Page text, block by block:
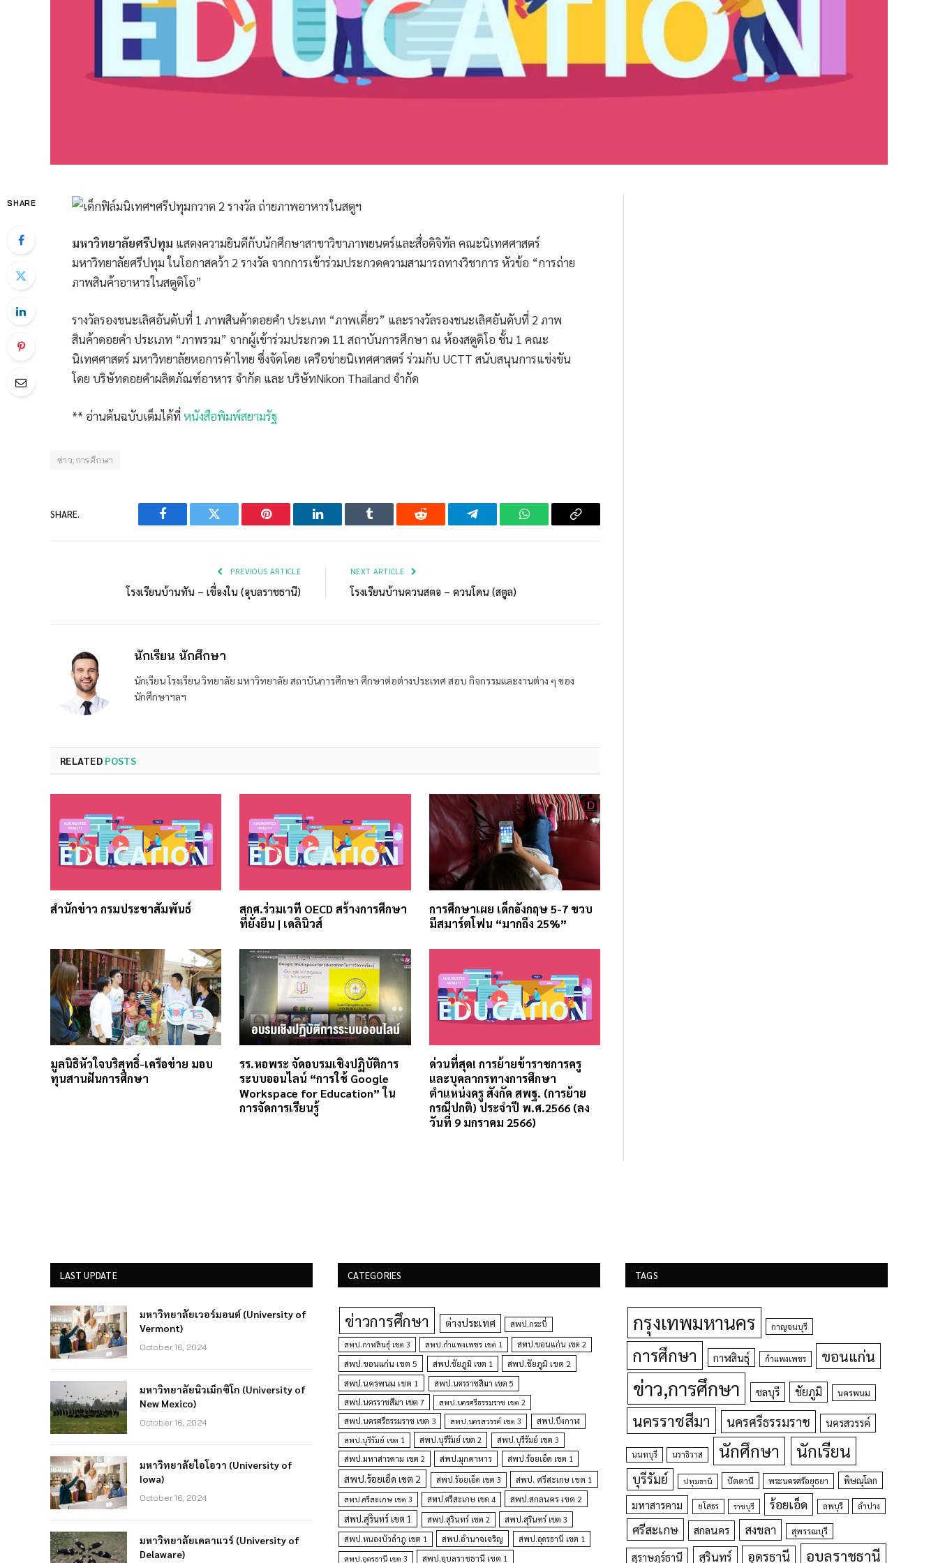
SHARE
มหาวิทยาลัยศรีปทุม แสดงความยินดีกับนักศึกษาสาขาวิชาภาพยนตร์และสื่อดิจิทัล คณะนิเทศศาสตร์
มหาวิทยาลัยศรีปทุม ในโอกาสคว้า 2 รางวัล จากการเข้าร่วมประกวดความสามารถทางวิชาการ หัวข้อ “การถ่าย
ภาพสินค้าอาหารในสตูดิโอ”
รางวัลรองชนะเลิศอันดับที่ 1 ภาพสินค้าดอยคำ ประเภท “ภาพเดี่ยว” และรางวัลรองชนะเลิศอันดับที่ 2 ภาพ
สินค้าดอยคำ ประเภท “ภาพรวม” จากผู้เข้าร่วมประกวด 11 สถาบันการศึกษา ณ ห้องสตูดิโอ ชั้น 1 คณะ
นิเทศศาสตร์ มหาวิทยาลัยหอการค้าไทย ซึ่งจัดโดย เครือข่ายนิเทศศาสตร์ ร่วมกับ UCTT สนับสนุนการแข่งขัน
โดย บริษัทดอยคำผลิตภัณฑ์อาหาร จำกัด และ บริษัทNikon Thailand จำกัด
** อ่านต้นฉบับเต็มได้ที่หนังสือพิมพ์สยามรัฐ
ข่าว,การศึกษา
SHARE.
Facebook Twitter Pinterest LinkedIn Tumblr Reddit Telegram WhatsAppCopy
PREVIOUS ARTICLE
โรงเรียนบ้านทัน – เขื่องใน (อุบลราชธานี)
NEXT ARTICLE
โรงเรียนบ้านควนสตอ – ควนโดน (สตูล)
นักเรียน นักศึกษา
นักเรียน โรงเรียน วิทยาลัย มหาวิทยาลัย สถาบันการศึกษา ศึกษาต่อต่างประเทศ สอบ กิจกรรมและงานต่าง ๆ ของ
นักศึกษาฯลฯ
RELATED POSTS
สำนักข่าว กรมประชาสัมพันธ์
สกศ.ร่วมเวที OECD สร้างการศึกษา
ที่ยั่งยืน | เดลินิวส์
การศึกษาเผย เด็กอังกฤษ 5-7 ขวบ
มีสมาร์ตโฟน “มากถึง 25%”
มูลนิธิหัวใจบริสุทธิ์-เครือข่าย มอบ
ทุนสานฝันการศึกษา
รร.หอพระ จัดอบรมเชิงปฏิบัติการ
ระบบออนไลน์ “การใช้ Google
Workspace for Education” ใน
การจัดการเรียนรู้
ด่วนที่สุด! การย้ายข้าราชการครู
และบุคลากรทางการศึกษา
ตำแหน่งครู สังกัด สพฐ. (การย้าย
กรณีปกติ) ประจำปี พ.ศ.2566 (ลง
วันที่ 9 มกราคม 2566)
LAST UPDATE
มหาวิทยาลัยเวอร์มอนต์ (University of
Vermont)
October 16, 2024
มหาวิทยาลัยนิวเม็กซิโก (University of
New Mexico)
October 16, 2024
มหาวิทยาลัยไอโอวา (University of
Iowa)
October 16, 2024
มหาวิทยาลัยเดลาแวร์ (University of
Delaware)
CATEGORIES
ข่าวการศึกษา ต่างประเทศ สพป.กระบี่
สพป.กาฬสินธุ์ เขต 3 สพป.กำแพงเพชร เขต 1 สพป.ขอนแก่น เขต 2
สพป.ขอนแก่น เขต 5 สพป.ชัยภูมิ เขต 1
สพป.ชัยภูมิ เขต 2
สพป.นครพนม เขต 1
สพป.นครราชสีมา เขต 5
สพป.นครราชสีมา เขต 7
สพป.นครศรีธรรมราช เขต 2
สพป.นครศรีธรรมราช เขต 3 สพป.นครสวรรค์ เขต 3
สพป.บึงกาฬ
สพป.บุรีรัมย์ เขต 1
สพป.บุรีรัมย์ เขต 2
สพป.บุรีรัมย์ เขต 3
สพป.มหาสารคาม เขต 2
สพป.มุกดาหาร สพป.ร้อยเอ็ด เขต 1
สพป.ร้อยเอ็ด เขต 2 สพป.ร้อยเอ็ด เขต 3 สพป. ศรีสะเกษ เขต 1
สพป.ศรีสะเกษ เขต 3 สพป.ศรีสะเกษ เขต 4 สพป.สกลนคร เขต 2
สพป.สุรินทร์ เขต 1 สพป.สุรินทร์ เขต 2
สพป.สุรินทร์ เขต 3
สพป.หนองบัวลำภู เขต 1
สพป.อำนาจเจริญ
สพป.อุดรธานี เขต 1
สพป.อุดรธานี เขต 3
สพป.อุบลราชธานี เขต 1
TAGS
กรุงเทพมหานคร กาญจนบุรี
การศึกษา กาฬสินธุ์ กำแพงเพชร ขอนแก่น
ข่าว,การศึกษา ชลบุรี ชัยภูมิ นครพนม
นครราชสีมา นครศรีธรรมราช นครสวรรค์
นนทบุรี นราธิวาส นักศึกษา นักเรียน
บุรีรัมย์ ปทุมธานี ปัตตานี พระนครศรีอยุธยา พิษณุโลก
มหาสารคาม ยโสธร ราชบุรี ร้อยเอ็ด ลพบุรี ลำปาง
ศรีสะเกษ สกลนคร สงขลา สุพรรณบุรี
สุราษฎร์ธานี สุรินทร์ อุดรธานี อุบลราชธานี